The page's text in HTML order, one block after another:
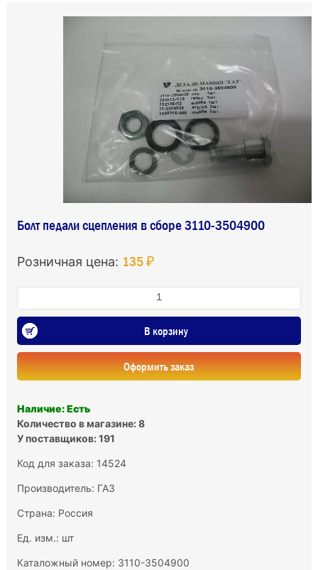
Болт педали сцепления в сборе 3110-3504900
Розничная цена: 135 ₽
В корзину
Оформить заказ
Наличие: Есть
Количество в магазине: 8
У поставщиков: 191
Код для заказа: 14524
Производитель: ГАЗ
Страна: Россия
Ед. изм.: шт
Каталожный номер: 3110-3504900